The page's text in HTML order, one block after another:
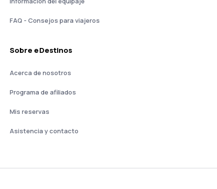
FAQ - Consejos para viajeros
Sobre eDestinos
Acerca de nosotros
Programa de afiliados
Mis reservas
Asistencia y contacto